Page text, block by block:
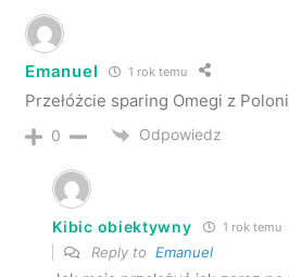
Emanuel 1 rok temu
Przełóżcie sparing Omegi z
0 Odpowiedz
Kibic obiektywny 1 rok temu
Reply toEmanuel